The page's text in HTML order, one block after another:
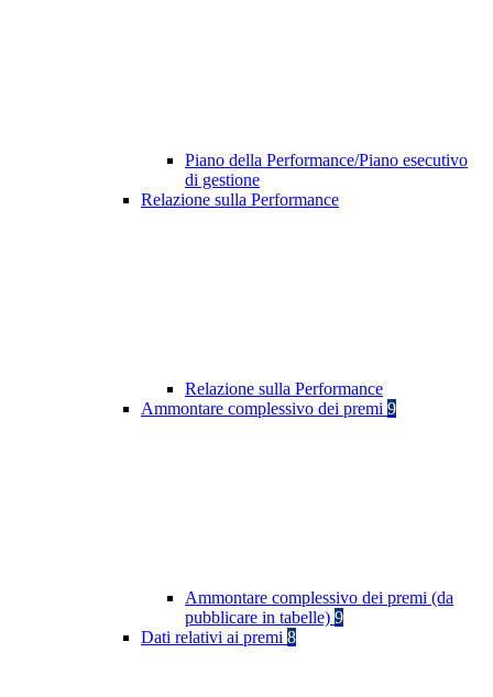
Piano della Performance/Piano esecutivo
di gestione
Relazione sulla Performance
Relazione sulla Performance
Ammontare complessivo dei premi 9
Ammontare complessivo dei premi (da
pubblicare in tabelle) 9
Dati relativi ai premi 8